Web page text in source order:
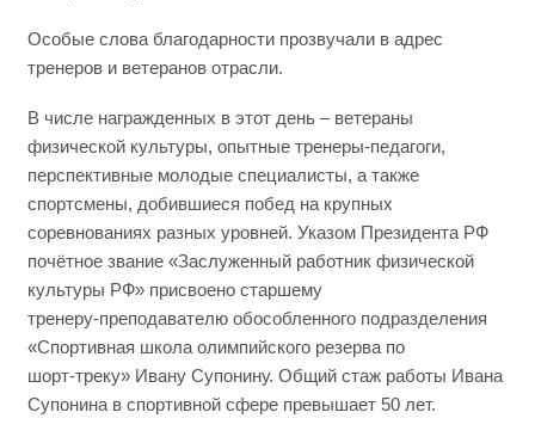
Особые слова благодарности прозвучали в адрес
тренеров и ветеранов отрасли.
В числе награжденных в этот день – ветераны
физической культуры, опытные тренеры‑педагоги,
перспективные молодые специалисты, а также
спортсмены, добившиеся побед на крупных
соревнованиях разных уровней. Указом Президента РФ
почётное звание «Заслуженный работник физической
культуры РФ» присвоено старшему
тренеру‑преподавателю обособленного подразделения
«Спортивная школа олимпийского резерва по
шорт‑треку» Ивану Супонину. Общий стаж работы Ивана
Супонина в спортивной сфере превышает 50 лет.